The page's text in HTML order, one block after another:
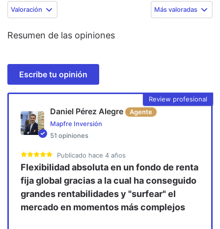
Valoración Más valoradas
Resumen de las opiniones
Escribe tu opinión
Review profesional
Daniel Pérez Alegre
Agente
Mapfre Inversión
51 opiniones
Publicado hace 4 años
Flexibilidad absoluta en un fondo de renta
fija global gracias a la cual ha conseguido
grandes rentabilidades y "surfear" el
mercado en momentos más complejos